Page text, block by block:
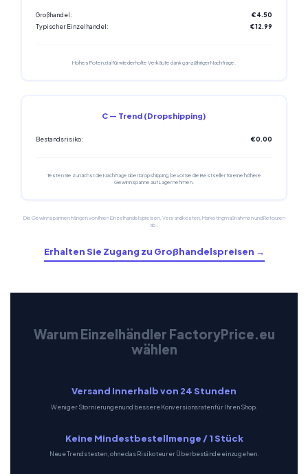
Großhandel:
€4.50
Typischer Einzelhandel:
€12.99
Hohes Potenzial für wiederholte Verkäufe dank ganzjähriger Nachfrage.
C — Trend (Dropshipping)
Bestandsrisiko: €0.00
Testen Sie zunächst die Nachfrage über Dropshipping, bevor Sie die Bestseller für eine höhere
Gewinnspanne auf Lager nehmen.
Die Gewinnspannen hängen von Ihren Einzelhandelspreisen, Versandkosten, Marketingmaßnahmen und Retouren
ab..
Erhalten Sie Zugang zu Großhandelspreisen →
Warum Einzelhändler FactoryPrice.eu
wählen
Versand innerhalb von 24 Stunden
Weniger Stornierungen und bessere Konversionsraten für Ihren Shop.
Keine Mindestbestellmenge / 1 Stück
Neue Trends testen, ohne das Risiko teurer Überbestände einzugehen.